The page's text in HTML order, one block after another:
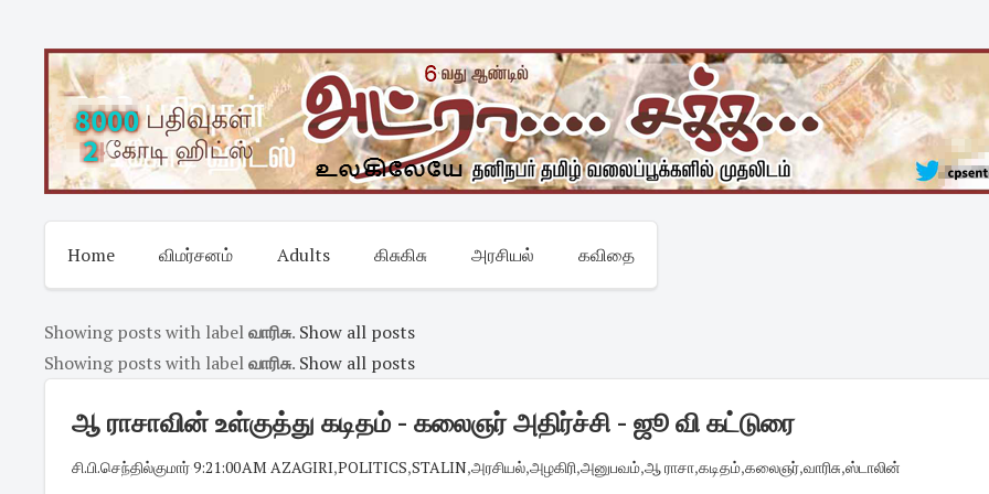
content
Home விமர்சனம் Adults கிசுகிசு அரசியல் கவிதை
Showing posts with labelவாரிசு. Show all posts
Showing posts with labelவாரிசு. Show all posts
ஆ ராசாவின் உள்குத்து கடிதம் - கலைஞர் அதிர்ச்சி - ஜூ வி கட்டுரை
சி.பி.செந்தில்குமார்·9:21:00 AM ·AZAGIRI,POLITICS,STALIN,அரசியல்,அழகிரி,அனுபவம்,ஆ ராசா,கடிதம்,கலைஞர்,வாரிசு,ஸ்டாலின்